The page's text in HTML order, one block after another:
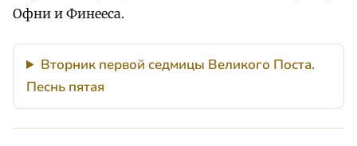
Офни и Финееса.
Вторник первой седмицы Великого Поста.
Песнь пятая